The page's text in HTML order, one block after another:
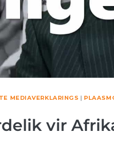
MEDIAVERKLARINGS |
vir